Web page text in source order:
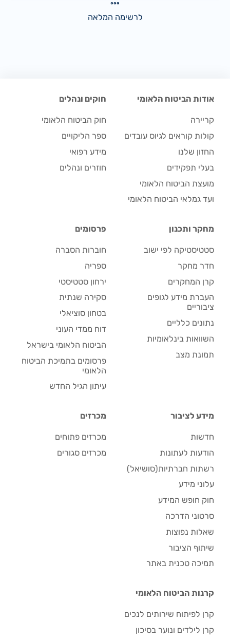
לרשימה המלאה
אודות הביטוח הלאומי
קריירה
קולות קוראים לגיוס עובדים
החזון שלנו
בעלי תפקידים
מועצת הביטוח הלאומי
ועד גמלאי הביטוח הלאומי
חוקים ונהלים
חוק הביטוח הלאומי
ספר הליקויים
מידע רפואי
חוזרים ונהלים
מחקר ותכנון
סטטיסטיקה לפי ישוב
חדר מחקר
קרן המחקרים
העברת מידע לגופים
ציבוריים
נתונים כלליים
השוואות בינלאומיות
תמונת מצב
פרסומים
חוברות הסברה
ספריה
ירחון סטטיסטי
סקירה שנתית
בטחון סוציאלי
דוח ממדי העוני
הביטוח הלאומי בישראל
פרסומים בתמיכת הביטוח
הלאומי
עיתון הגיל החדש
מידע לציבור
חדשות
הודעות לעתונות
רשתות חברתיות(סושיאל)
עלוני מידע
חוק חופש המידע
סרטוני הדרכה
שאלות נפוצות
שיתוף הציבור
תמיכה טכנית באתר
מכרזים
מכרזים פתוחים
מכרזים סגורים
קרנות הביטוח הלאומי
קרן לפיתוח שירותים לנכים
קרן לילדים ונוער בסיכון